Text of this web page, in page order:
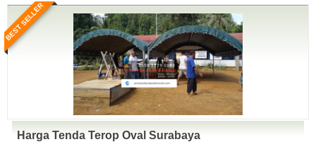
BEST SELLER
Harga Tenda Terop Oval Surabaya